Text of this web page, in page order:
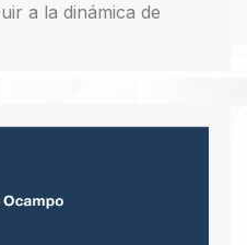
a la dinámica de
choques
ha sido